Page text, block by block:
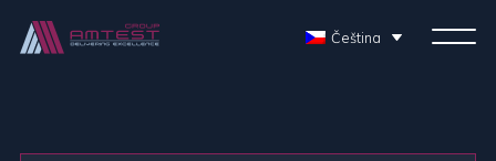
Čeština